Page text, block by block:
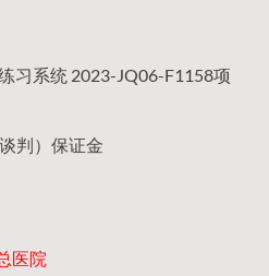
习系统 2023-JQ06-F1158项
判）保证金
医院